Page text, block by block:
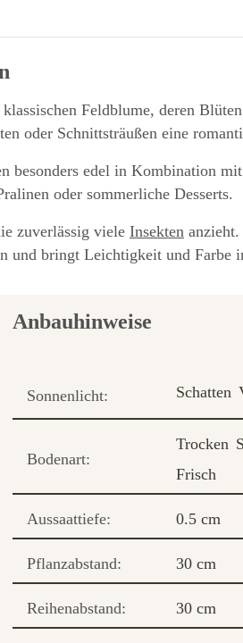
Feldblume, deren
oder Schnittsträußen eine
edel in Kombination
oder sommerliche Desserts.
zuverlässig viele Insekten
und bringt Leichtigkeit und Farbe
Anbauhinweise
Sonnenlicht: Schatten
Bodenart:
Trocken
Frisch
Aussaattiefe: 0.5 cm
Pflanzabstand: 30 cm
Reihenabstand: 30 cm